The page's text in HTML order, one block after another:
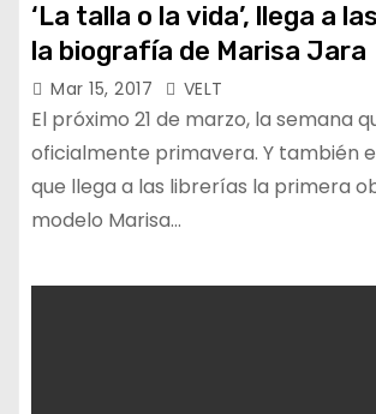
‘La talla o la vida’, llega a
la biografía de Marisa Jara
Mar 15, 2017 VELT
El próximo 21 de marzo, la semana
oficialmente primavera. Y también
que llega a las librerías la primera
modelo Marisa…